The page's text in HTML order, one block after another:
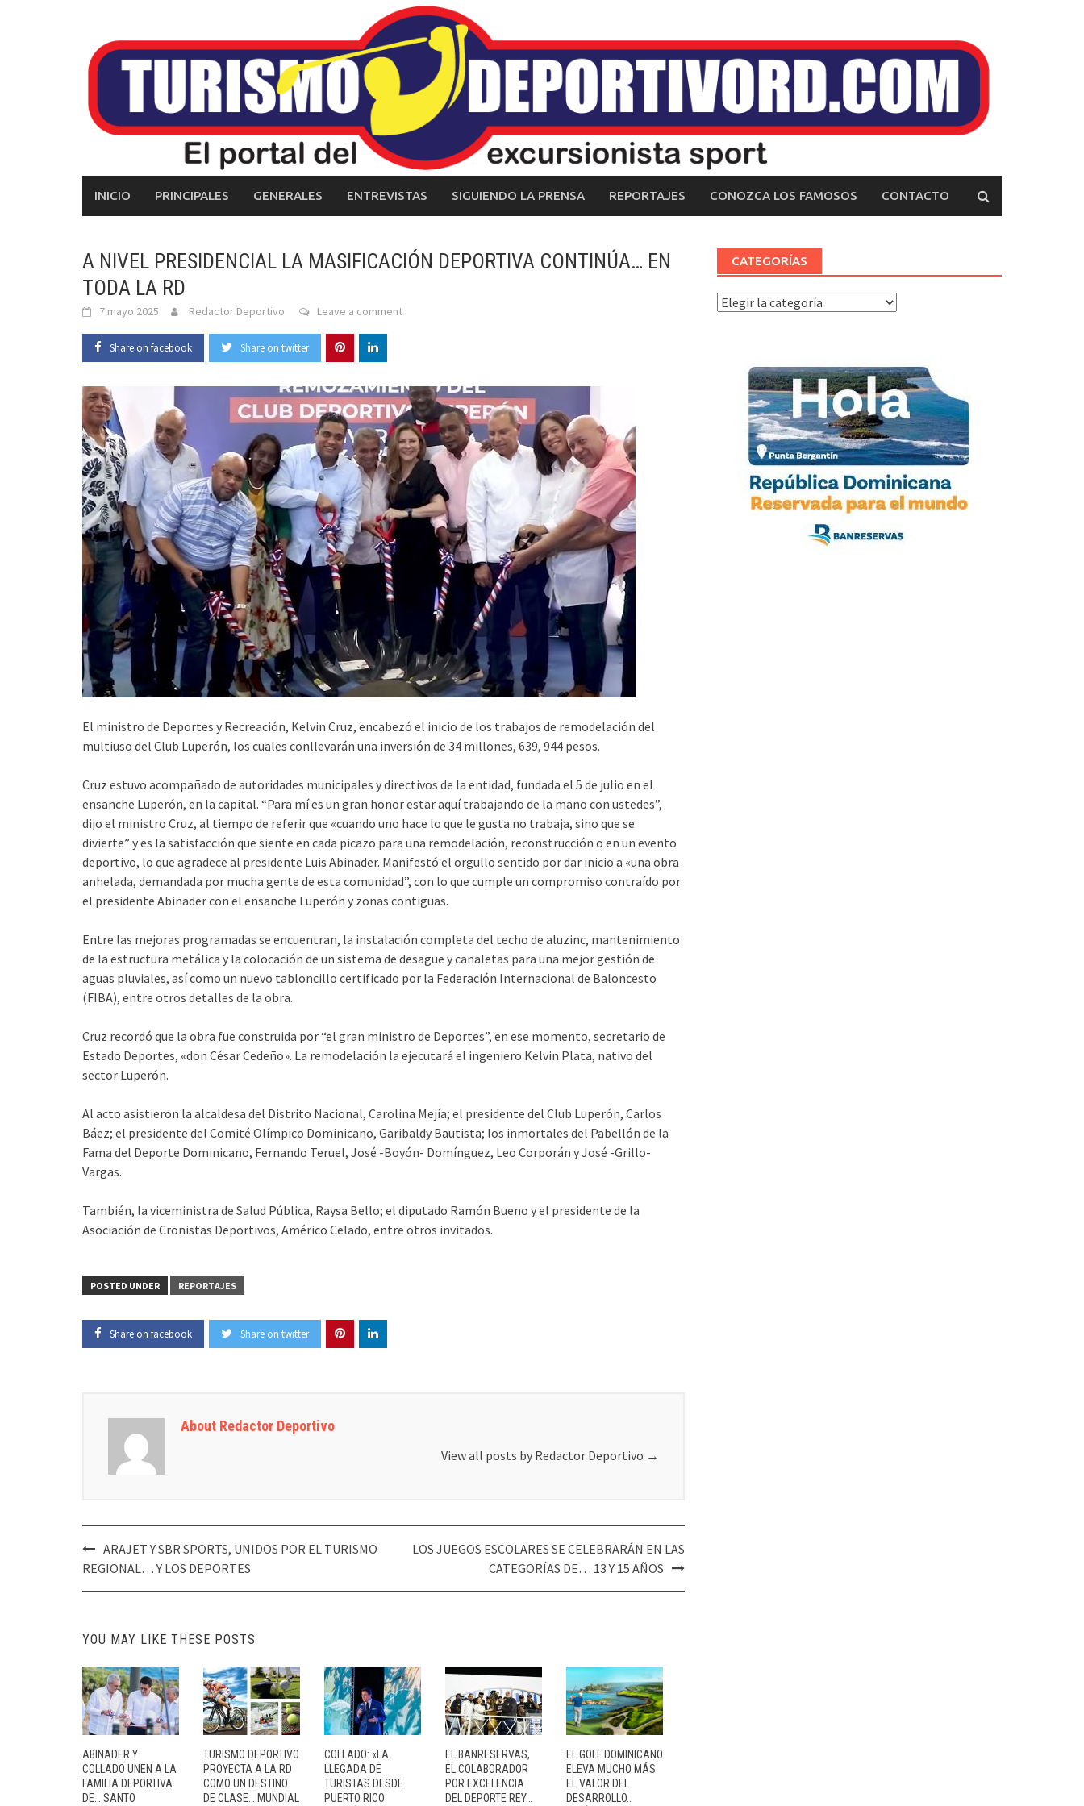
INICIO PRINCIPALES GENERALES ENTREVISTAS SIGUIENDO LA PRENSA REPORTAJES CONOZCA LOS FAMOSOS CONTACTO
A NIVEL PRESIDENCIAL LA MASIFICACIÓN DEPORTIVA CONTINÚA… EN
TODA LA RD
7 mayo 2025 Redactor Deportivo Leave a comment
Share on facebook Share on twitter
El ministro de Deportes y Recreación, Kelvin Cruz, encabezó el inicio de los trabajos de remodelación del
multiuso del Club Luperón, los cuales conllevarán una inversión de 34 millones, 639, 944 pesos.
Cruz estuvo acompañado de autoridades municipales y directivos de la entidad, fundada el 5 de julio en el
ensanche Luperón, en la capital. “Para mí es un gran honor estar aquí trabajando de la mano con ustedes”,
dijo el ministro Cruz, al tiempo de referir que «cuando uno hace lo que le gusta no trabaja, sino que se
divierte” y es la satisfacción que siente en cada picazo para una remodelación, reconstrucción o en un evento
deportivo, lo que agradece al presidente Luis Abinader. Manifestó el orgullo sentido por dar inicio a «una obra
anhelada, demandada por mucha gente de esta comunidad”, con lo que cumple un compromiso contraído por
el presidente Abinader con el ensanche Luperón y zonas contiguas.
Entre las mejoras programadas se encuentran, la instalación completa del techo de aluzinc, mantenimiento
de la estructura metálica y la colocación de un sistema de desagüe y canaletas para una mejor gestión de
aguas pluviales, así como un nuevo tabloncillo certificado por la Federación Internacional de Baloncesto
(FIBA), entre otros detalles de la obra.
Cruz recordó que la obra fue construida por “el gran ministro de Deportes”, en ese momento, secretario de
Estado Deportes, «don César Cedeño». La remodelación la ejecutará el ingeniero Kelvin Plata, nativo del
sector Luperón.
Al acto asistieron la alcaldesa del Distrito Nacional, Carolina Mejía; el presidente del Club Luperón, Carlos
Báez; el presidente del Comité Olímpico Dominicano, Garibaldy Bautista; los inmortales del Pabellón de la
Fama del Deporte Dominicano, Fernando Teruel, José -Boyón- Domínguez, Leo Corporán y José -Grillo-
Vargas.
También, la viceministra de Salud Pública, Raysa Bello; el diputado Ramón Bueno y el presidente de la
Asociación de Cronistas Deportivos, Américo Celado, entre otros invitados.
POSTED UNDER REPORTAJES
Share on facebook Share on twitter
About Redactor Deportivo
View all posts by Redactor Deportivo →
Post
navigation
ARAJET Y SBR SPORTS, UNIDOS POR EL TURISMO
REGIONAL… Y LOS DEPORTES
LOS JUEGOS ESCOLARES SE CELEBRARÁN EN LAS
CATEGORÍAS DE… 13 Y 15 AÑOS
YOU MAY LIKE THESE POSTS
ABINADER Y
COLLADO UNEN A LA
FAMILIA DEPORTIVA
DE… SANTO
TURISMO DEPORTIVO
PROYECTA A LA RD
COMO UN DESTINO
DE CLASE… MUNDIAL
COLLADO: «LA
LLEGADA DE
TURISTAS DESDE
PUERTO RICO
EL BANRESERVAS,
EL COLABORADOR
POR EXCELENCIA
DEL DEPORTE REY…
EL GOLF DOMINICANO
ELEVA MUCHO MÁS
EL VALOR DEL
DESARROLLO…
CATEGORÍAS
Categorías